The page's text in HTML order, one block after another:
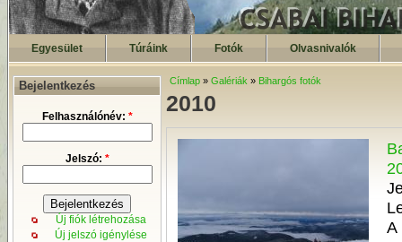
Egyesület Túráink Fotók Olvasnivalók
Bejelentkezés
Felhasználónév: *
Jelszó: *
Új fiók létrehozása
Új jelszó igénylése
Címlap » Galériák » Bihargós fotók
2010
A